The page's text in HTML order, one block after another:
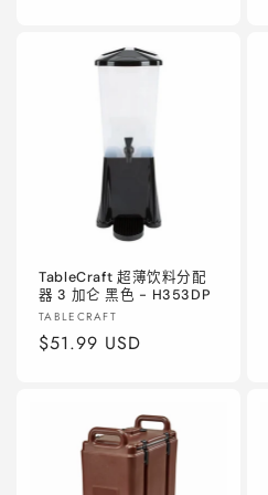
TableCraft 超薄饮料分配
器 3 加仑 黑色 - H353DP
厂
商：
TABLECRAFT
常
$51.99 USD